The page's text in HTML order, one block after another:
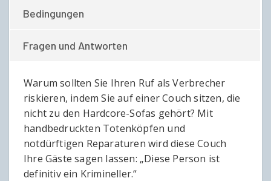
Bedingungen
Fragen und Antworten
Warum sollten Sie Ihren Ruf als Verbrecher
riskieren, indem Sie auf einer Couch sitzen, die
nicht zu den Hardcore-Sofas gehört? Mit
handbedruckten Totenköpfen und
notdürftigen Reparaturen wird diese Couch
Ihre Gäste sagen lassen: „Diese Person ist
definitiv ein Krimineller.“